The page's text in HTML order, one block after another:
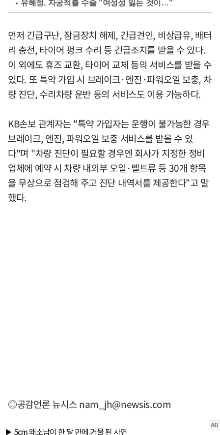
유혜정, 자궁적출 수술 "여성성 잃는 것이…"
먼저 긴급구난, 잠금장치 해제, 긴급견인, 비상급유, 배터
리 충전, 타이어 펑크 수리 등 긴급조치를 받을 수 있다.
이 외에도 휴즈 교환, 타이어 교체 등의 서비스를 받을 수
있다. 또 특약 가입 시 브레이크·엔진·파워오일 보충, 차
량 진단, 수리차량 운반 등의 서비스도 이용 가능하다.
KB손보 관계자는 "특약 가입자는 운행이 불가능한 경우
브레이크, 엔진, 파워오일 보충 서비스를 받을 수 있
다"며 "차량 진단이 필요할 경우엔 회사가 지정한 정비
업체에 예약 시 차량 내외부 오일·벨트류 등 30개 항목
을 무상으로 점검해 주고 진단 내역서를 제공한다"고 말
했다.
◎공감언론 뉴시스nam_jh@newsis.com